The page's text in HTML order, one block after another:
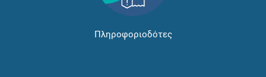
Πληροφοριοδότες